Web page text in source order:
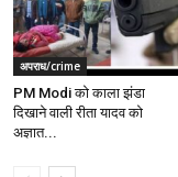
अपराध/crime
PM Modi को काला झंडा
दिखाने वाली रीता यादव को
अज्ञात...